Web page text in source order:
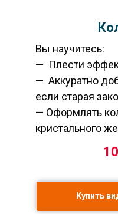
Вы научитесь:
— Плести
— Аккуратно
если старая
— Оформлять
кристального
Купить